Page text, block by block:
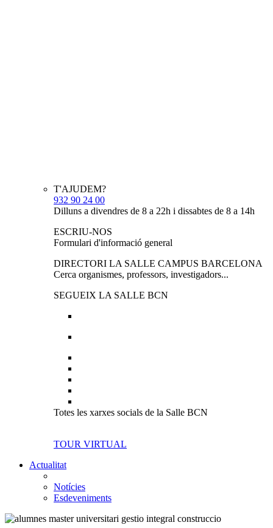
T'AJUDEM?
932 90 24 00
Dilluns a divendres de 8 a 22h i dissabtes de 8 a 14h
ESCRIU-NOS
Formulari d'informació general
DIRECTORI LA SALLE CAMPUS BARCELONA
Cerca organismes, professors, investigadors...
SEGUEIX LA SALLE BCN
Totes les xarxes socials de la Salle BCN
TOUR VIRTUAL
Actualitat
Notícies
Esdeveniments